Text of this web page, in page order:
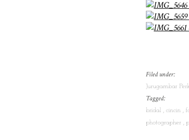
Filed under:
Jurugambar
Tagged:
bridal cincin
photographer